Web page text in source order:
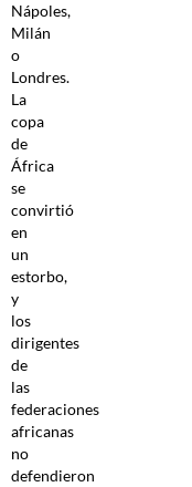
Nápoles,
Milán
o
Londres.
La
copa
de
África
se
convirtió
en
un
estorbo,
y
los
dirigentes
de
las
federaciones
africanas
no
defendieron